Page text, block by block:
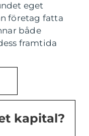
eget
företag fatta
både
framtida
kapital?